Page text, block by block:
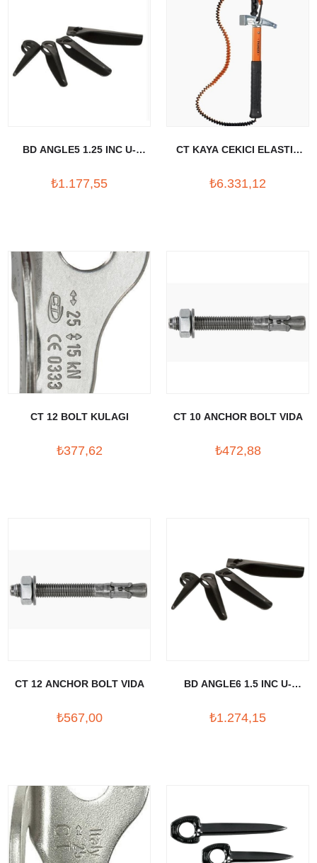
BD ANGLE5 1.25 INC U-
₺1.177,55
CT KAYA CEKICI ELASTIK
₺6.331,12
CT 12 BOLT KULAGI
₺377,62
CT 10 ANCHOR BOLT VIDA
₺472,88
CT 12 ANCHOR BOLT VIDA
₺567,00
BD ANGLE6 1.5 INC U-
₺1.274,15